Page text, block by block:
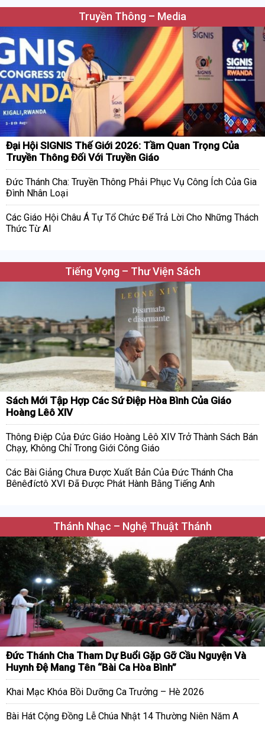
Truyền Thông – Media
Đại Hội SIGNIS Thế Giới 2026: Tầm Quan Trọng Của
Truyền Thông Đối Với Truyền Giáo
Đức Thánh Cha: Truyền Thông Phải Phục Vụ Công Ích Của Gia
Đình Nhân Loại
Các Giáo Hội Châu Á Tự Tổ Chức Để Trả Lời Cho Những Thách
Thức Từ AI
Tiếng Vọng – Thư Viện Sách
Sách Mới Tập Hợp Các Sứ Điệp Hòa Bình Của Giáo
Hoàng Lêô XIV
Thông Điệp Của Đức Giáo Hoàng Lêô XIV Trở Thành Sách Bán
Chạy, Không Chỉ Trong Giới Công Giáo
Các Bài Giảng Chưa Được Xuất Bản Của Đức Thánh Cha
Bênêđíctô XVI Đã Được Phát Hành Bằng Tiếng Anh
Thánh Nhạc – Nghệ Thuật Thánh
Đức Thánh Cha Tham Dự Buổi Gặp Gỡ Cầu Nguyện Và
Huynh Đệ Mang Tên “Bài Ca Hòa Bình”
Khai Mạc Khóa Bồi Dưỡng Ca Trưởng – Hè 2026
Bài Hát Cộng Đồng Lễ Chúa Nhật 14 Thường Niên Năm A